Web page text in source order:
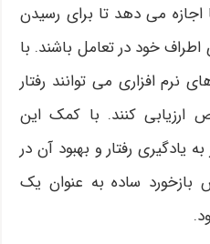
می دهد تا برای رسیدن
خود در تعامل باشند. با
نرم افزاری می توانند رفتار
ارزیابی کنند. با کمک این
یادگیری رفتار و بهبود آن در
بازخورد ساده به عنوان یک